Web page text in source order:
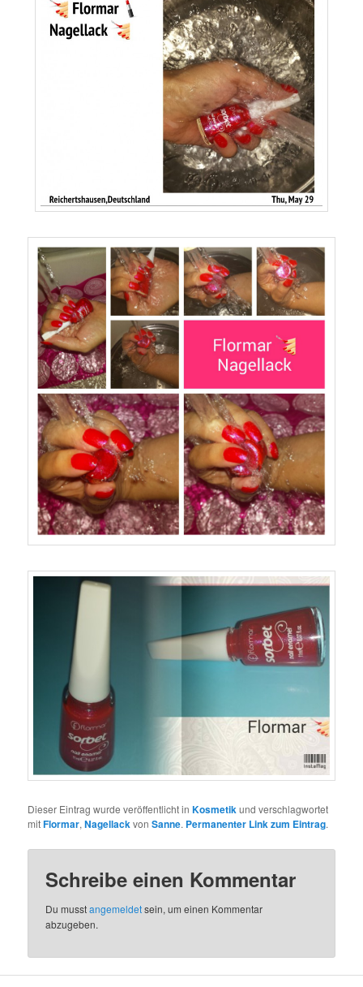
Dieser Eintrag wurde veröffentlicht inKosmetikund verschlagwortet
mitFlormar,NagellackvonSanne. Permanenter Link zum Eintrag.
Schreibe einen Kommentar
Du musstangemeldetsein, um einen Kommentar
abzugeben.